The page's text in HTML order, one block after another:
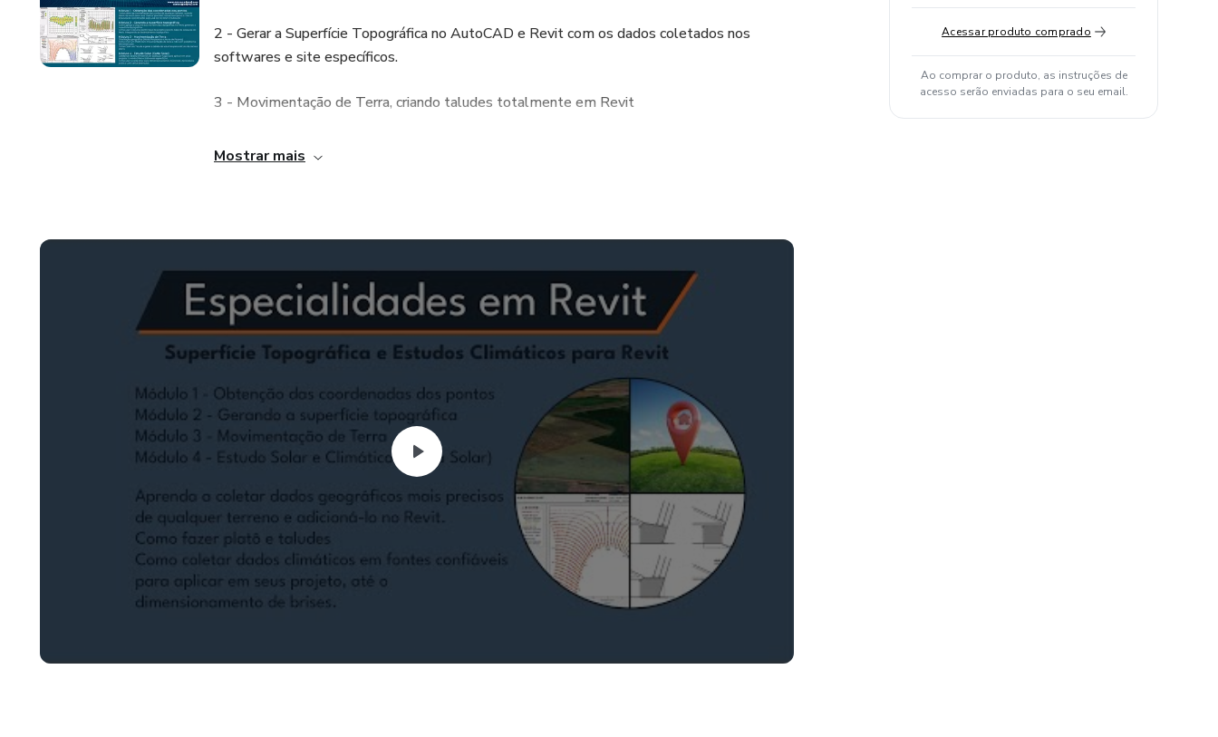
2 - Gerar a Superfície Topográfica no AutoCAD e Revit com os dados coletados nos
softwares e site específicos.
3 - Movimentação de Terra, criando taludes totalmente em Revit
4 - Estudo Solar (Carta Solar) do Revit, observando vários dados climaticos obtidos de
Tudo isso passo-a-passo, para você realmente aprender.
Mostrar mais
Acessar produto comprado
Ao comprar o produto, as instruções de
acesso serão enviadas para o seu email.